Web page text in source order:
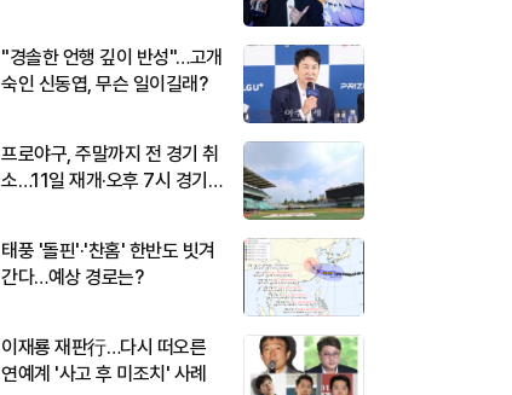
"경솔한 언행 깊이 반성"…고개
숙인 신동엽, 무슨 일이길래?
프로야구, 주말까지 전 경기 취
소…11일 재개·오후 7시 경기
태풍 '돌핀'·'찬홈' 한반도 빗겨
간다…예상 경로는?
이재룡 재판行…다시 떠오른
연예계 '사고 후 미조치' 사례